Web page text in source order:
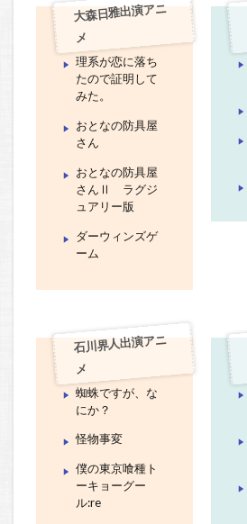
大森日雅出演アニ
メ
理系が恋に落ち
たので証明して
みた。
おとなの防具屋
さん
おとなの防具屋
さんⅡ ラグジ
ュアリー版
ダーウィンズゲ
ーム
石川界人出演アニ
メ
蜘蛛ですが、な
にか？
怪物事変
僕の東京喰種ト
ーキョーグー
ル:re